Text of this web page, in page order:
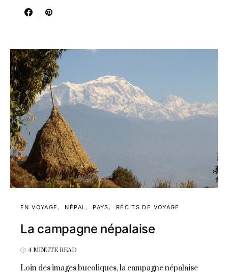
EN VOYAGE NÉPAL PAYS RÉCITS DE VOYAGE
La campagne népalaise
4 MINUTE READ
Loin des images bucoliques, la campagne népalaise